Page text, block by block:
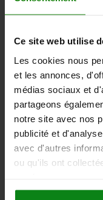
Ce site web utilise
Les cookies nous
et les annonces,
médias sociaux et
partageons
notre site avec nos
publicité et
avec d'autres
ou qu'ils ont
hors frais d’envoi
05547-10